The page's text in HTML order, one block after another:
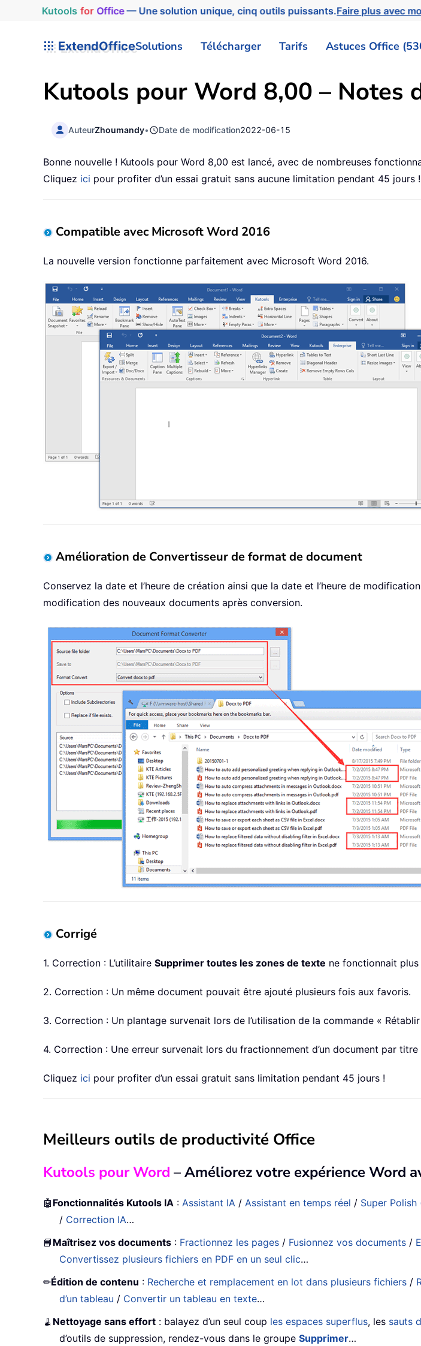
Kutools for Office— Une solution unique, cinq outils puissants.Faire plus avec
ExtendOfficeSolutions Télécharger Tarifs Astuces Office
Kutools pour Word 8,00 – Notes
AuteurZhoumandy• Date de modification2022-06-15
Bonne nouvelle ! Kutools pour Word 8,00 est lancé, avec de nombreuses
Cliquez ici pour profiter d’un essai gratuit sans aucune limitation pendant 45 jours !
Compatible avec Microsoft Word 2016
La nouvelle version fonctionne parfaitement avec Microsoft Word 2016.
Amélioration de Convertisseur de format de document
Conservez la date et l’heure de création ainsi que la date et l’heure de
modification des nouveaux documents après conversion.
Corrigé
1. Correction : L’utilitaire Supprimer toutes les zones de texte ne fonctionnait
2. Correction : Un même document pouvait être ajouté plusieurs fois aux favoris.
3. Correction : Un plantage survenait lors de l’utilisation de la commande « Rétablir
4. Correction : Une erreur survenait lors du fractionnement d’un document par
Cliquez ici pour profiter d’un essai gratuit sans limitation pendant 45 jours !
Meilleurs outils de productivité Office
Kutools pour Word – Améliorez votre expérience Word
🤖 Fonctionnalités Kutools IA : Assistant IA / Assistant en temps réel / Super
/ Correction IA…
📘 Maîtrisez vos documents : Fractionnez les pages / Fusionnez vos documents /
Convertissez plusieurs fichiers en PDF en un seul clic…
✏Édition de contenu : Recherche et remplacement en lot dans plusieurs fichiers /
d’un tableau / Convertir un tableau en texte…
🧹 Nettoyage sans effort : balayez d’un seul coup les espaces superflus, les sauts
d’outils de suppression, rendez-vous dans le groupeSupprimer…